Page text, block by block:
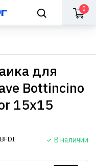
0
для
Bottincino
15х15
В наличии